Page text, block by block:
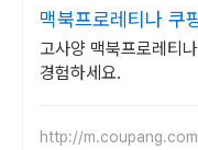
맥북프로레티나 쿠
고사양 맥북프로레티
경험하세요.
http://m.coupang.com